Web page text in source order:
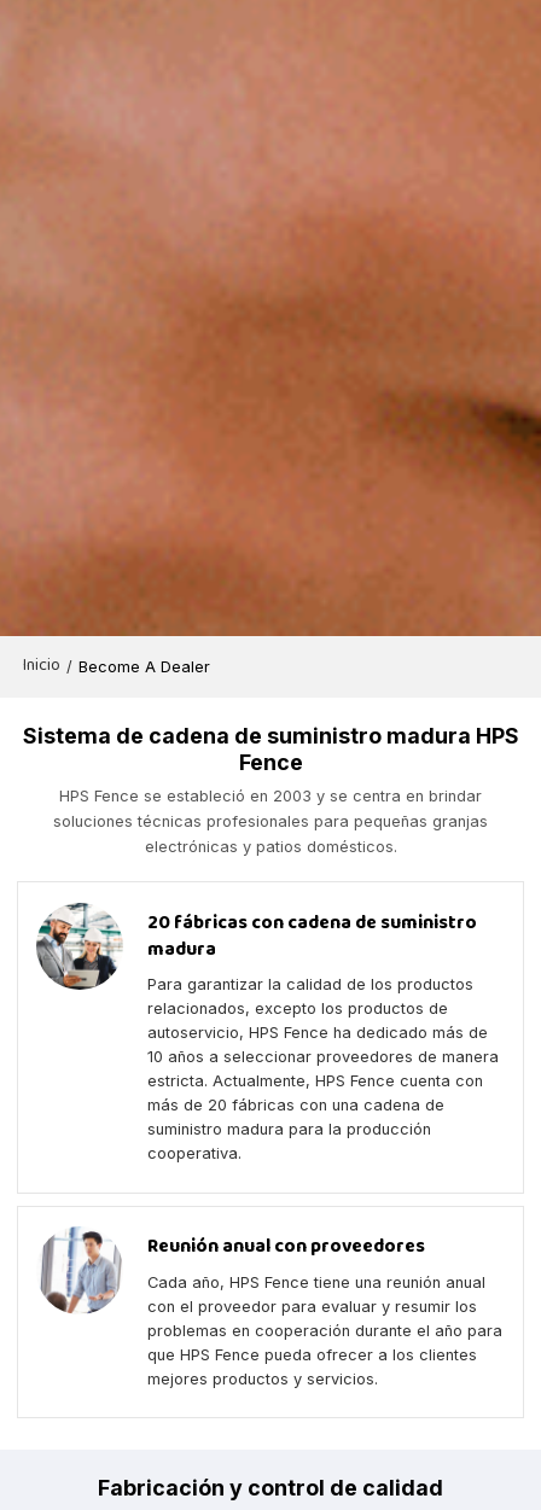
Inicio / Become A Dealer
Sistema de cadena de suministro madura HPS
Fence
HPS Fence se estableció en 2003 y se centra en brindar
soluciones técnicas profesionales para pequeñas granjas
electrónicas y patios domésticos.
20 fábricas con cadena de suministro
madura
Para garantizar la calidad de los productos
relacionados, excepto los productos de
autoservicio, HPS Fence ha dedicado más de
10 años a seleccionar proveedores de manera
estricta. Actualmente, HPS Fence cuenta con
más de 20 fábricas con una cadena de
suministro madura para la producción
cooperativa.
Reunión anual con proveedores
Cada año, HPS Fence tiene una reunión anual
con el proveedor para evaluar y resumir los
problemas en cooperación durante el año para
que HPS Fence pueda ofrecer a los clientes
mejores productos y servicios.
Fabricación y control de calidad